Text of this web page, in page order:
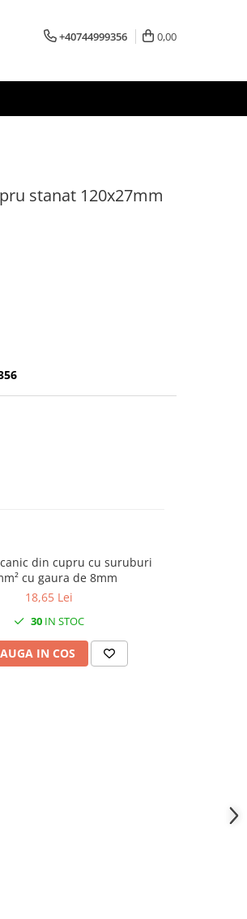
+40744999356 0,00
stanat 120x27mm
din cupru cu suruburi
cu gaura de 8mm
18,65 Lei
30 IN STOC
IN COS